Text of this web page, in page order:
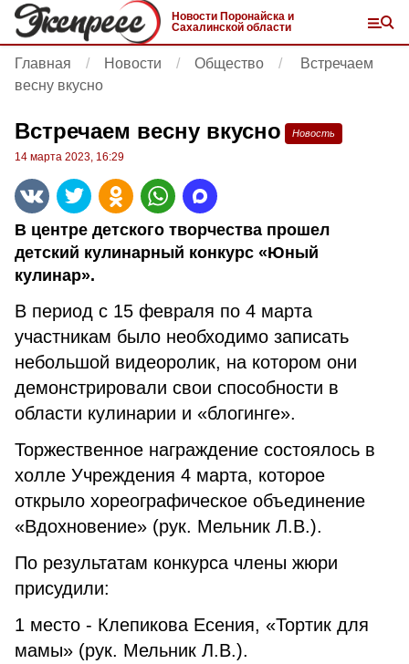
Новости Поронайска и
Сахалинской области
Главная Новости Общество
Встречаем
весну вкусно
Встречаем весну вкусно Новость
14 марта 2023, 16:29
В центре детского творчества прошел
детский кулинарный конкурс «Юный
кулинар».
В период с 15 февраля по 4 марта
участникам было необходимо записать
небольшой видеоролик, на котором они
демонстрировали свои способности в
области кулинарии и «блогинге».
Торжественное награждение состоялось в
холле Учреждения 4 марта, которое
открыло хореографическое объединение
«Вдохновение» (рук. Мельник Л.В.).
По результатам конкурса члены жюри
присудили:
1 место - Клепикова Есения, «Тортик для
мамы» (рук. Мельник Л.В.).